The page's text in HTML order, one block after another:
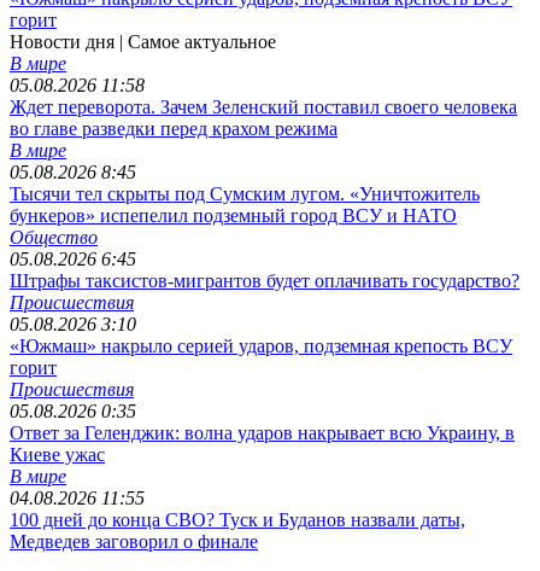
горит
Новости дня | Самое актуальное
В мире
05.08.2026 11:58
Ждет переворота. Зачем Зеленский поставил своего человека
во главе разведки перед крахом режима
В мире
05.08.2026 8:45
Тысячи тел скрыты под Сумским лугом. «Уничтожитель
бункеров» испепелил подземный город ВСУ и НАТО
Общество
05.08.2026 6:45
Штрафы таксистов-мигрантов будет оплачивать государство?
Происшествия
05.08.2026 3:10
«Южмаш» накрыло серией ударов, подземная крепость ВСУ
горит
Происшествия
05.08.2026 0:35
Ответ за Геленджик: волна ударов накрывает всю Украину, в
Киеве ужас
В мире
04.08.2026 11:55
100 дней до конца СВО? Туск и Буданов назвали даты,
Медведев заговорил о финале